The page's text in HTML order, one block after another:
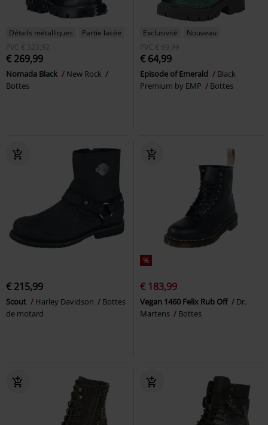
Détails métalliques
Partie lacée
PVC € 323,92
€ 269,99
Nomada Black
New Rock
Bottes
Exclusivité
Nouveau
PVC € 69,99
€ 64,99
Episode of Emerald
Black
Premium by EMP
Bottes
€ 215,99
Scout Harley Davidson
Bottes
de motard
%
€ 183,99
Vegan 1460 Felix Rub Off
Dr.
Martens
Bottes